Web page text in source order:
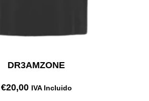
DR3AMZONE
€20,00 IVA Incluido